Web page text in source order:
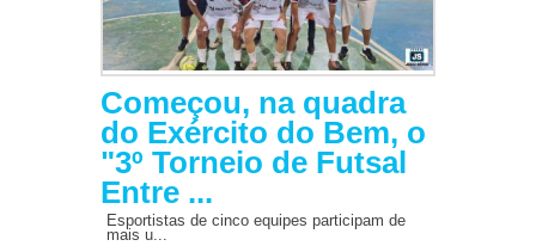
Começou, na quadra
do Exército do Bem, o
"3º Torneio de Futsal
Entre ...
Esportistas de cinco equipes participam de
mais u...